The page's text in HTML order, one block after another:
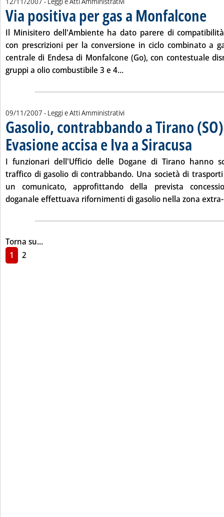
Via positiva per gas a Monfalcone
Il Minisitero dell'Ambiente ha dato parere di
con prescrizioni per la conversione in ciclo combinato a
centrale di Endesa di Monfalcone (Go), con contestuale
gruppi a olio combustibile 3 e 4...Leggi tutta la notizia: 'Via
09/11/2007 - Leggi e Atti Amministrativi
Gasolio, contrabbando a Tirano (SO)
Evasione accisa e Iva a Siracusa
I funzionari dell'Ufficio delle Dogane di Tirano hanno
traffico di gasolio di contrabbando. Una società di
un comunicato, approfittando della prevista
doganale effettuava rifornimenti di gasolio nella zona
Torna su...
1
2